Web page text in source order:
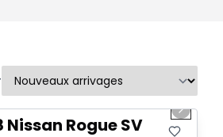
bonne offre
slide Next
Nissan Rogue SV